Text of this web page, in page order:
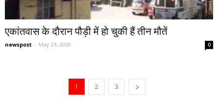
एकांतवास के दौरान पौड़ी में हो चुकी हैं तीन मौतें
newspost - May 23, 2020 0
1 2 3